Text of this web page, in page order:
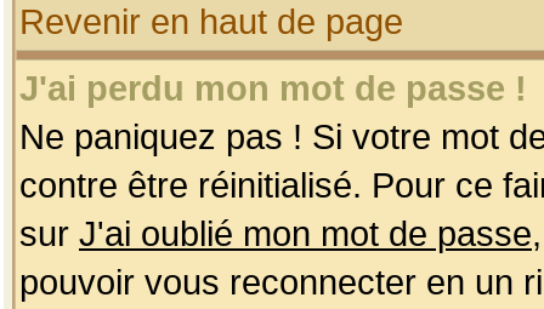
Revenir en haut de page
J'ai perdu mon mot de passe !
Ne paniquez pas ! Si votre mot
contre être réinitialisé. Pour ce
sur J'ai oublié mon mot de passe
pouvoir vous reconnecter en un